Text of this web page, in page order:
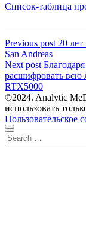
Список-таблица
Навигация
по
записям
Previous post 20
San Andreas
Next post Next
post:
расшифровать всю
RTX5000
©2024. Analytic
использовать
Пользовательское
Scroll
to
Close
Search
for: